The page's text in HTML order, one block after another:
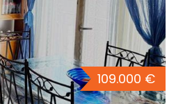
109.000 €